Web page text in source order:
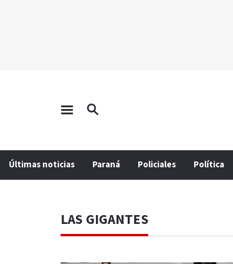
Últimas noticias Paraná Policiales Política
LAS GIGANTES